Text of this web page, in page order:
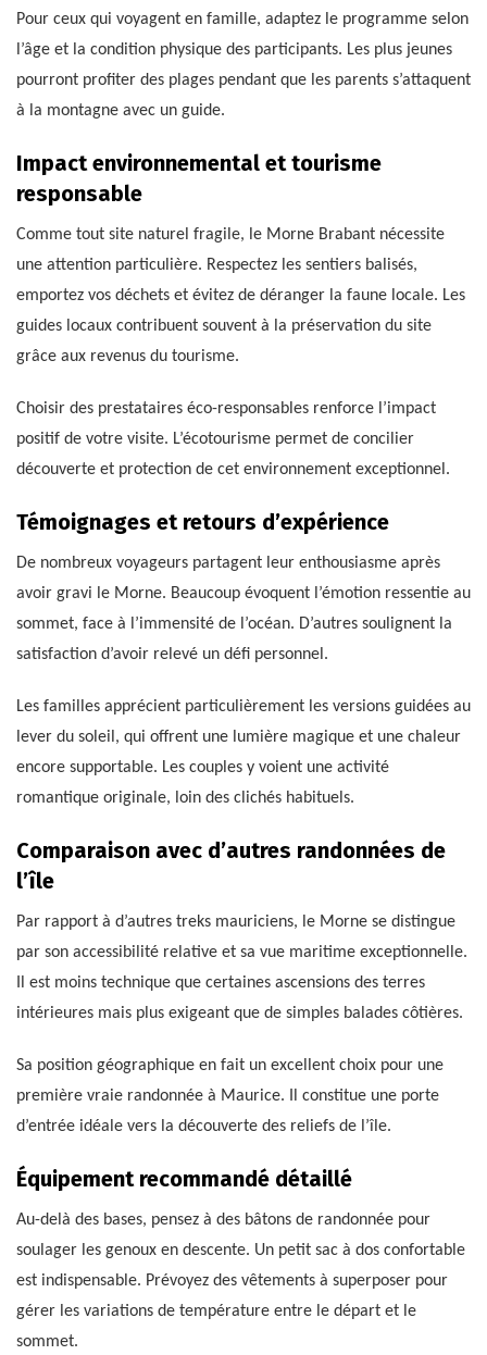
Pour ceux qui voyagent en famille, adaptez le programme selon
l’âge et la condition physique des participants. Les plus jeunes
pourront profiter des plages pendant que les parents s’attaquent
à la montagne avec un guide.
Impact environnemental et tourisme
responsable
Comme tout site naturel fragile, le Morne Brabant nécessite
une attention particulière. Respectez les sentiers balisés,
emportez vos déchets et évitez de déranger la faune locale. Les
guides locaux contribuent souvent à la préservation du site
grâce aux revenus du tourisme.
Choisir des prestataires éco-responsables renforce l’impact
positif de votre visite. L’écotourisme permet de concilier
découverte et protection de cet environnement exceptionnel.
Témoignages et retours d’expérience
De nombreux voyageurs partagent leur enthousiasme après
avoir gravi le Morne. Beaucoup évoquent l’émotion ressentie au
sommet, face à l’immensité de l’océan. D’autres soulignent la
satisfaction d’avoir relevé un défi personnel.
Les familles apprécient particulièrement les versions guidées au
lever du soleil, qui offrent une lumière magique et une chaleur
encore supportable. Les couples y voient une activité
romantique originale, loin des clichés habituels.
Comparaison avec d’autres randonnées de
l’île
Par rapport à d’autres treks mauriciens, le Morne se distingue
par son accessibilité relative et sa vue maritime exceptionnelle.
Il est moins technique que certaines ascensions des terres
intérieures mais plus exigeant que de simples balades côtières.
Sa position géographique en fait un excellent choix pour une
première vraie randonnée à Maurice. Il constitue une porte
d’entrée idéale vers la découverte des reliefs de l’île.
Équipement recommandé détaillé
Au-delà des bases, pensez à des bâtons de randonnée pour
soulager les genoux en descente. Un petit sac à dos confortable
est indispensable. Prévoyez des vêtements à superposer pour
gérer les variations de température entre le départ et le
sommet.